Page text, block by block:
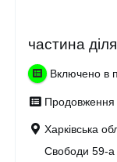
частина
Включено в
Продовження
Харківська
Свободи 59-а